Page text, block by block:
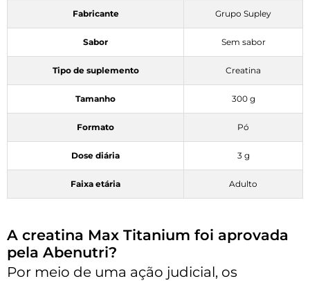
Fabricante Grupo Supley
Sabor Sem sabor
Tipo de suplemento Creatina
Tamanho 300 g
Formato Pó
Dose diária 3 g
Faixa etária Adulto
A creatina Max Titanium foi aprovada
pela Abenutri?
Por meio de uma ação judicial, os